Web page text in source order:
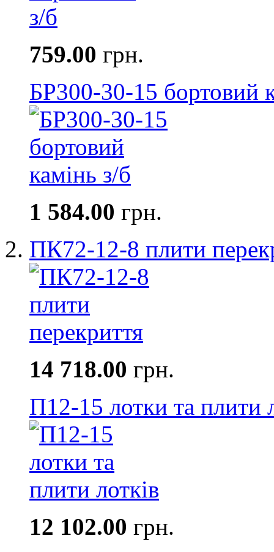
759.00 грн.
БР300-30-15 бортовий
1 584.00 грн.
ПК72-12-8 плити
14 718.00 грн.
П12-15 лотки та плити
12 102.00 грн.